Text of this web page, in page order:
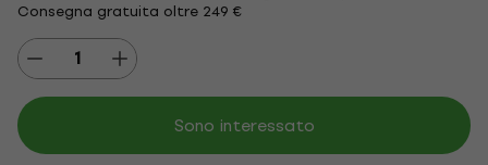
Consegna gratuita oltre 249 €
Sono interessato